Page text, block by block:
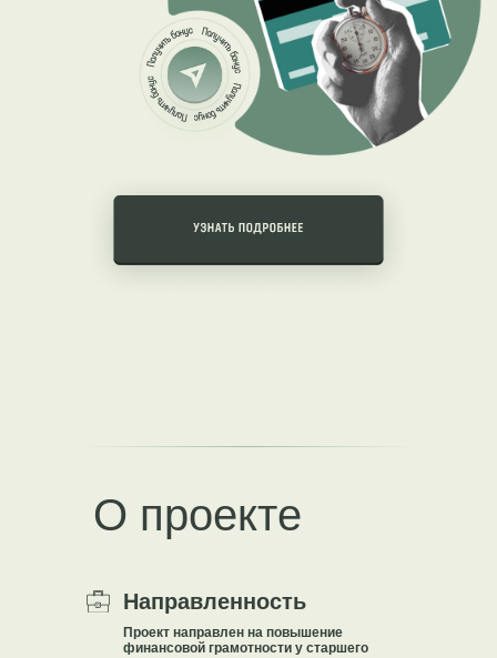
О проекте
Направленность
Проект направлен на повышение
финансовой грамотности у старшего